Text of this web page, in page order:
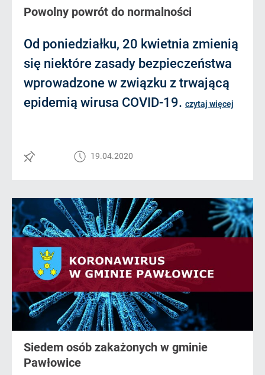
Powolny powrót do normalności
Od poniedziałku, 20 kwietnia zmienią
się niektóre zasady bezpieczeństwa
wprowadzone w związku z trwającą
epidemią wirusa COVID-19. czytaj więcej
19.04.2020
Siedem osób zakażonych w gminie
Pawłowice